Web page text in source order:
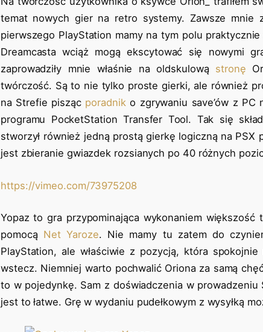
temat nowych gier na retro systemy. Zawsze mnie
pierwszego PlayStation mamy na tym polu
Dreamcasta wciąż mogą ekscytować się nowymi
zaprowadziły mnie właśnie na oldskulową stronę
twórczość. Są to nie tylko proste gierki, ale również
na Strefie pisząc poradniko zgrywaniu save’ów z PC
programu PocketStation Transfer Tool. Tak się
stworzył również jedną prostą gierkę logiczną na PSX
jest zbieranie gwiazdek rozsianych po 40 różnych
https://vimeo.com/73975208
Yopaz to gra przypominająca wykonaniem większość
pomocą Net Yaroze. Nie mamy tu zatem do
PlayStation, ale właściwie z pozycją, która
wstecz. Niemniej warto pochwalić Oriona za samą
to w pojedynkę. Sam z doświadczenia w
jest to łatwe. Grę w wydaniu pudełkowym z wysyłką